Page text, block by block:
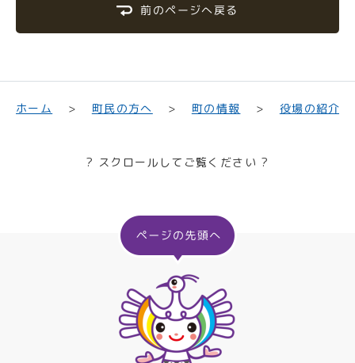
前のページへ戻る
ホーム 町民の方へ 町の情報 役場の紹介
? スクロールしてご覧ください ?